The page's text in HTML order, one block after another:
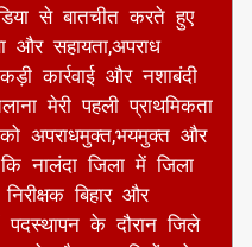
से बातचीत करते हुए
और सहायता,अपराध
कार्रवाई और नशाबंदी
मेरी पहली प्राथमिकता
को अपराधमुक्त,भयमुक्त और
नालंदा जिला में जिला
बिहार और
पदस्थापन के दौरान जिले